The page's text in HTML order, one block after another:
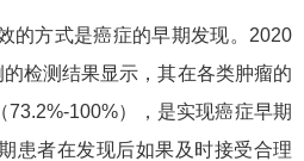
的方式是癌症的早期发现。2020
检测结果显示，其在各类肿瘤的
100%），是实现癌症早期
患者在发现后如果及时接受合理